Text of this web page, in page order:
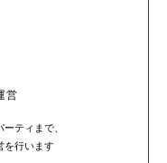
営
ティまで、
を行います